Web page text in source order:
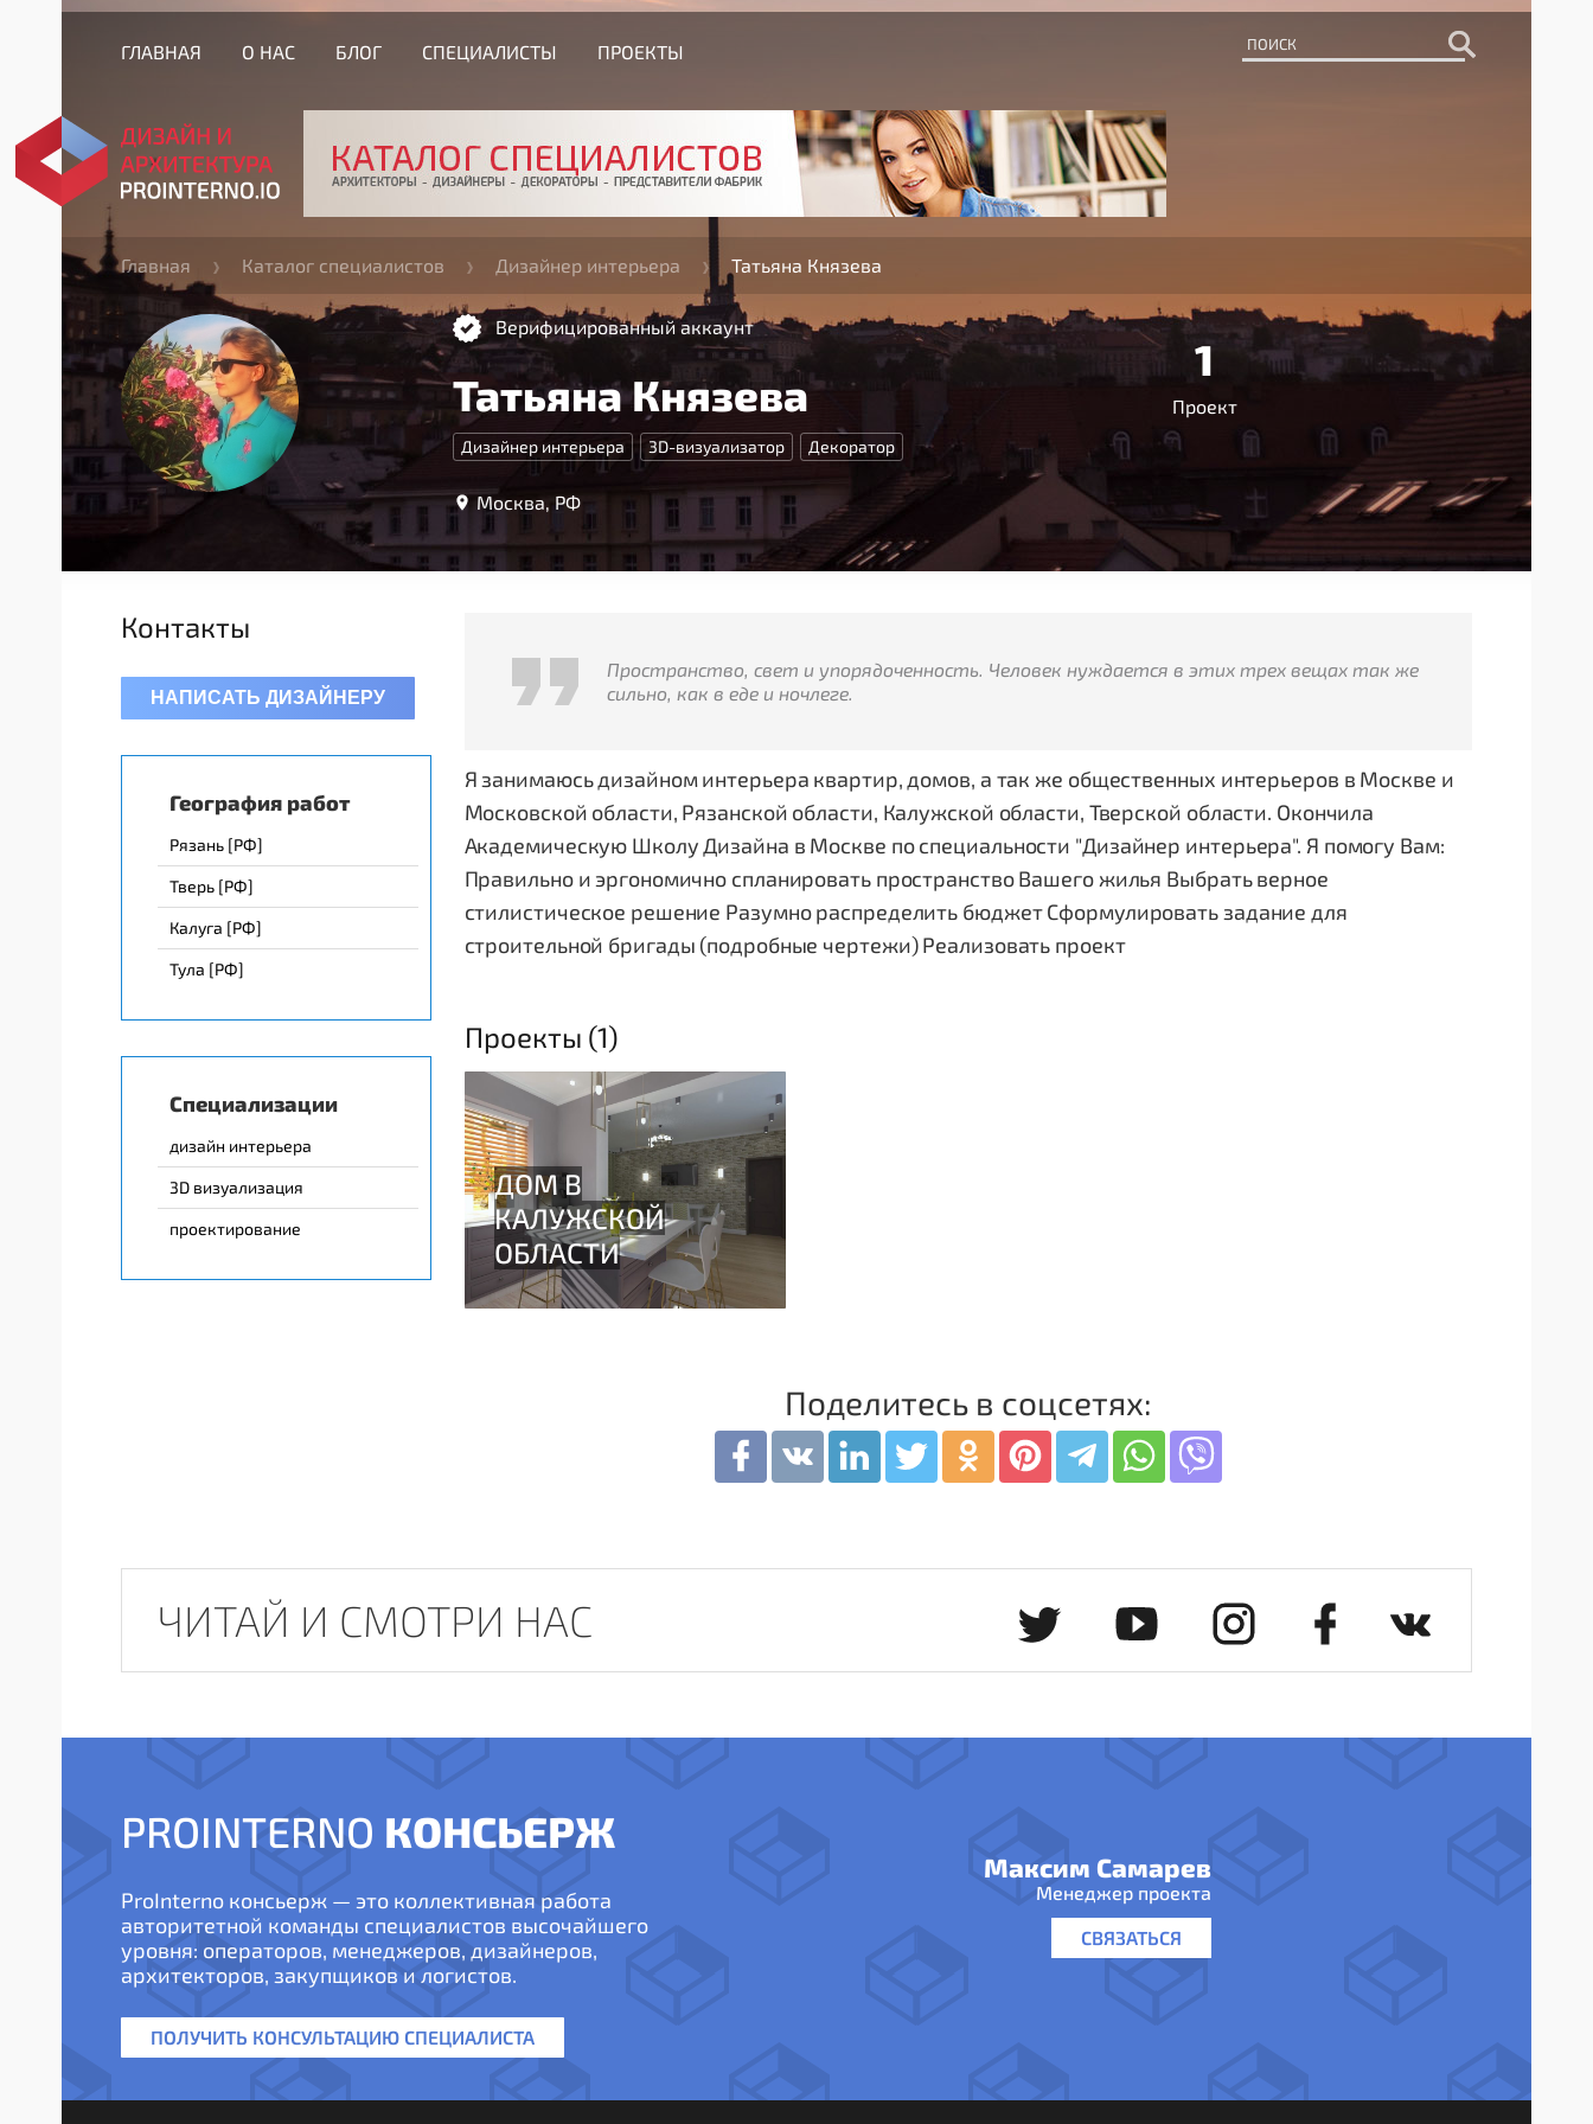
ГЛАВНАЯ О НАС БЛОГ СПЕЦИАЛИСТЫ ПРОЕКТЫ
Главная Каталог специалистов Дизайнер интерьера Татьяна Князева
Верифицированный аккаунт
Татьяна Князева
Дизайнер интерьера 3D-визуализатор Декоратор
Москва, РФ
1
Проект
Контакты
НАПИСАТЬ ДИЗАЙНЕРУ
География работ
Рязань [РФ]
Тверь [РФ]
Калуга [РФ]
Тула [РФ]
Специализации
дизайн интерьера
3D визуализация
проектирование
Пространство, свет и упорядоченность. Человек нуждается в этих трех вещах так же
сильно, как в еде и ночлеге.
Я занимаюсь дизайном интерьера квартир, домов, а так же общественных интерьеров в Москве и
Московской области, Рязанской области, Калужской области, Тверской области. Окончила
Академическую Школу Дизайна в Москве по специальности "Дизайнер интерьера". Я помогу Вам:
Правильно и эргономично спланировать пространство Вашего жилья Выбрать верное
стилистическое решение Разумно распределить бюджет Сформулировать задание для
строительной бригады (подробные чертежи) Реализовать проект
Проекты (1)
Поделитесь в соцсетях:
ЧИТАЙ И СМОТРИ НАС
PROINTERNO КОНСЬЕРЖ
ProInterno консьерж — это коллективная работа
авторитетной команды специалистов высочайшего
уровня: операторов, менеджеров, дизайнеров,
архитекторов, закупщиков и логистов.
ПОЛУЧИТЬ КОНСУЛЬТАЦИЮ СПЕЦИАЛИСТА
Максим Самарев
Менеджер проекта
СВЯЗАТЬСЯ